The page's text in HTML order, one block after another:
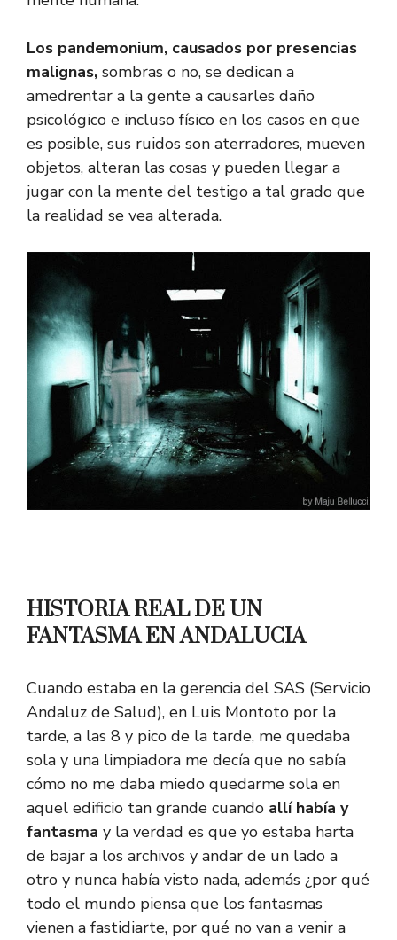
Los pandemonium, causados por presencias
malignas, sombras o no, se dedican a
amedrentar a la gente a causarles daño
psicológico e incluso físico en los casos en que
es posible, sus ruidos son aterradores, mueven
objetos, alteran las cosas y pueden llegar a
jugar con la mente del testigo a tal grado que
la realidad se vea alterada.
HISTORIA REAL DE UN
FANTASMA EN ANDALUCIA
Cuando estaba en la gerencia del SAS (Servicio
Andaluz de Salud), en Luis Montoto por la
tarde, a las 8 y pico de la tarde, me quedaba
sola y una limpiadora me decía que no sabía
cómo no me daba miedo quedarme sola en
aquel edificio tan grande cuando allí había y
fantasma y la verdad es que yo estaba harta
de bajar a los archivos y andar de un lado a
otro y nunca había visto nada, además ¿por qué
todo el mundo piensa que los fantasmas
vienen a fastidiarte, por qué no van a venir a